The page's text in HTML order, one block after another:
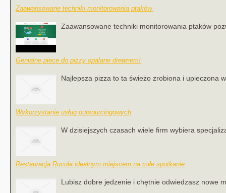
Zaawansowane techniki monitorowania ptaków.
Zaawansowane techniki monitorowania ptaków
Genialne piece do pizzy opalane drewnem!
Najlepsza pizza to ta świeżo zrobiona i upieczona
Wykorzystanie usług outsourcingowych
W dzisiejszych czasach wiele firm wybiera
Restauracja Rucola idealnym miejscem na miłe spotkanie
Lubisz dobre jedzenie i chętnie odwiedzasz nowe